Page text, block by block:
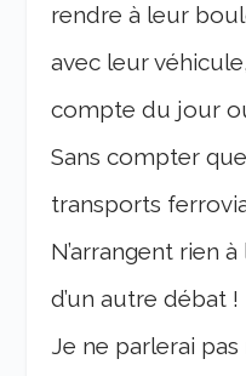
rendre à leur
avec leur
compte du jour
Sans compter
transports
N’arrangent rien à
d’un autre débat !
Je ne parlerai